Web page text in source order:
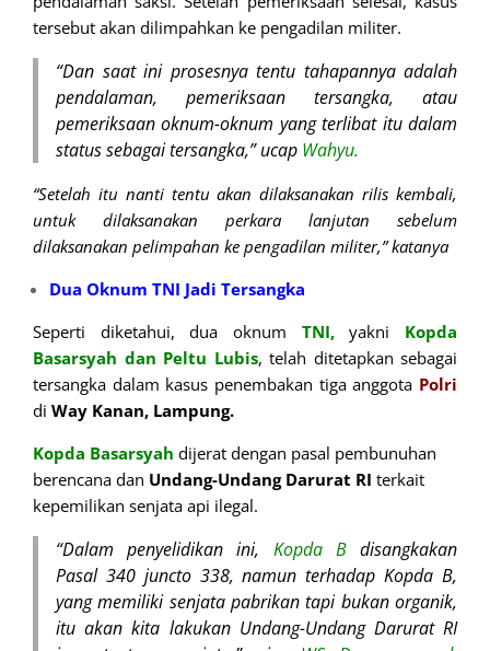
tersebut akan dilimpahkan ke pengadilan militer.
“Dan saat ini prosesnya tentu tahapannya adalah
pendalaman, pemeriksaan tersangka, atau
pemeriksaan oknum-oknum yang terlibat itu dalam
status sebagai tersangka,” ucap Wahyu.
“Setelah itu nanti tentu akan dilaksanakan rilis kembali,
untuk dilaksanakan perkara lanjutan sebelum
dilaksanakan pelimpahan ke pengadilan militer,” katanya
Dua Oknum TNI Jadi Tersangka
Seperti diketahui, dua oknum TNI,yakni Kopda
Basarsyah dan Peltu Lubis, telah ditetapkan sebagai
tersangka dalam kasus penembakan tiga anggota Polri
di Way Kanan, Lampung.
Kopda Basarsyah dijerat dengan pasal pembunuhan
berencana dan Undang-Undang Darurat RI terkait
kepemilikan senjata api ilegal.
“Dalam penyelidikan ini, Kopda Bdisangkakan
Pasal 340 juncto 338, namun terhadap Kopda B,
yang memiliki senjata pabrikan tapi bukan organik,
itu akan kita lakukan Undang-Undang Darurat RI